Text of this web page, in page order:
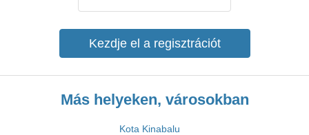
Kezdje el a regisztrációt
Más helyeken, városokban
Kota Kinabalu